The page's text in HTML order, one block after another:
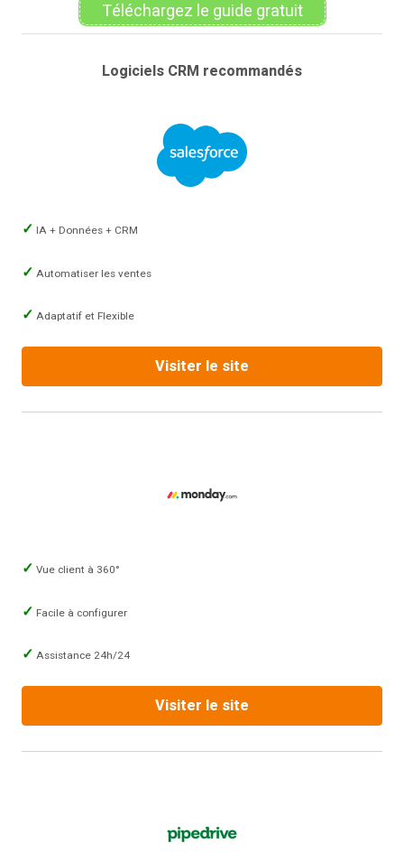
Téléchargez le guide gratuit
Logiciels CRM recommandés
IA + Données + CRM
Automatiser les ventes
Adaptatif et Flexible
Visiter le site
Vue client à 360°
Facile à configurer
Assistance 24h/24
Visiter le site